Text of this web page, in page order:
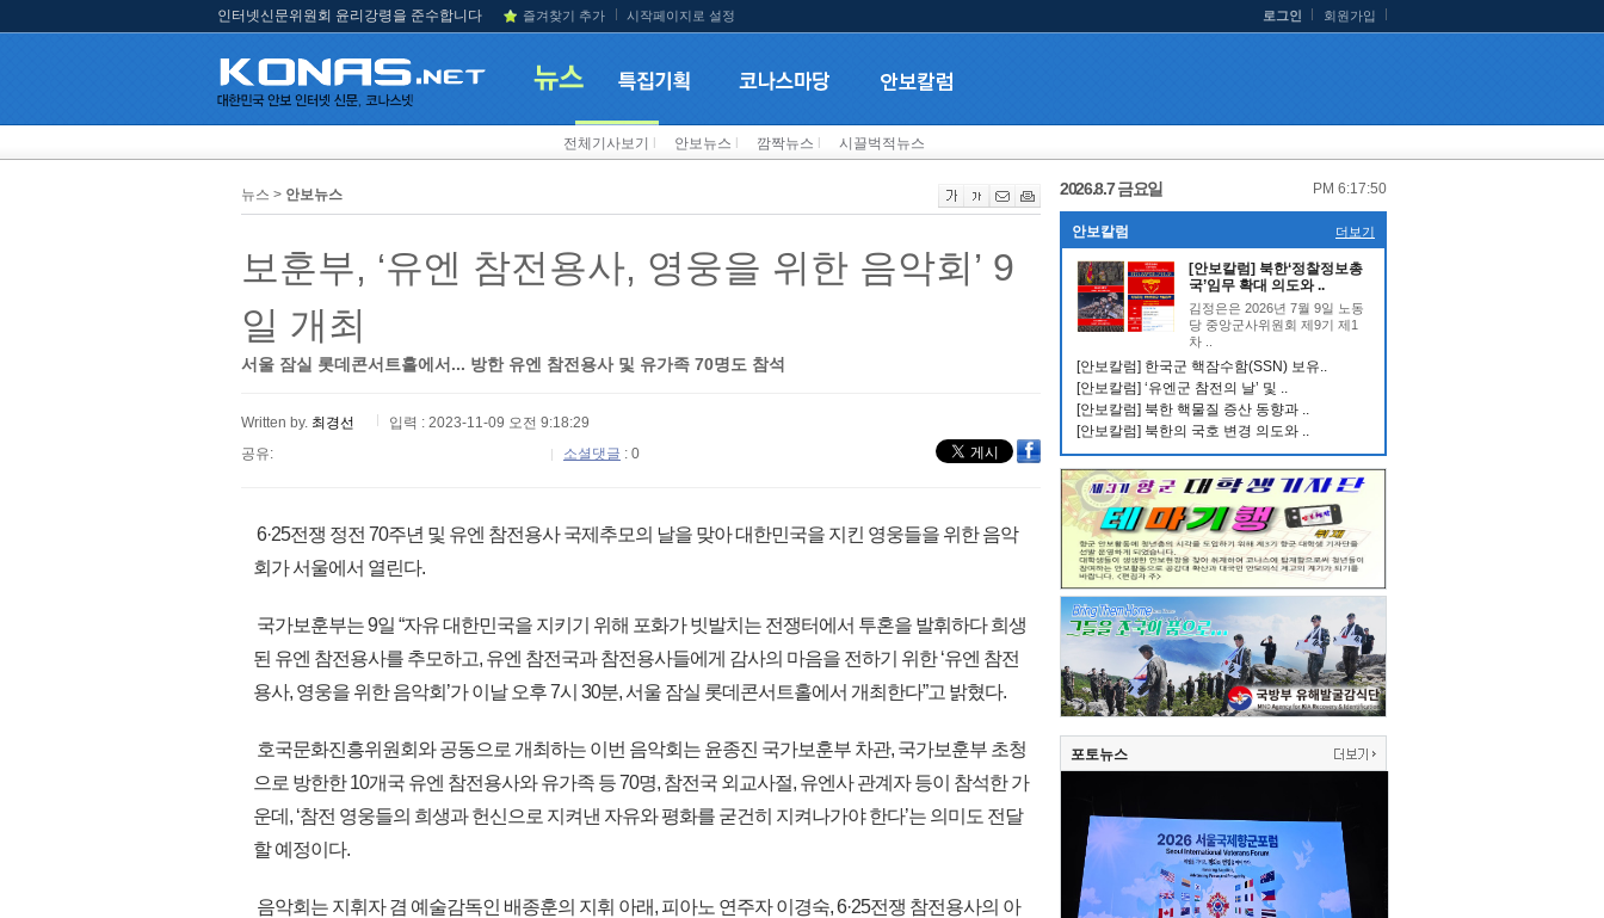
인터넷신문위원회 윤리강령을 준수합니다 즐겨찾기 추가 시작페이지로 설정 로그인 회원가입
전체기사보기 안보뉴스 깜짝뉴스 시끌벅적뉴스
뉴스 > 안보뉴스
보훈부, ‘유엔 참전용사, 영웅을 위한 음악회’ 9
일 개최
서울 잠실 롯데콘서트홀에서... 방한 유엔 참전용사 및 유가족 70명도 참석
Written by. 최경선
입력 : 2023-11-09 오전 9:18:29
공유:
소셜댓글 : 0
6·25전쟁 정전 70주년 및 유엔 참전용사 국제추모의 날을 맞아 대한민국을 지킨 영웅들을 위한 음악
회가 서울에서 열린다.
국가보훈부는 9일 “자유 대한민국을 지키기 위해 포화가 빗발치는 전쟁터에서 투혼을 발휘하다 희생
된 유엔 참전용사를 추모하고, 유엔 참전국과 참전용사들에게 감사의 마음을 전하기 위한 ‘유엔 참전
용사, 영웅을 위한 음악회’가 이날 오후 7시 30분, 서울 잠실 롯데콘서트홀에서 개최한다”고 밝혔다.
호국문화진흥위원회와 공동으로 개최하는 이번 음악회는 윤종진 국가보훈부 차관, 국가보훈부 초청
으로 방한한 10개국 유엔 참전용사와 유가족 등 70명, 참전국 외교사절, 유엔사 관계자 등이 참석한 가
운데, ‘참전 영웅들의 희생과 헌신으로 지켜낸 자유와 평화를 굳건히 지켜나가야 한다’는 의미도 전달
할 예정이다.
음악회는 지휘자 겸 예술감독인 배종훈의 지휘 아래, 피아노 연주자 이경숙, 6·25전쟁 참전용사의 아
2026.8.7 금요일 PM 6:17:50
안보칼럼 더보기
[안보칼럼] 북한‘정찰정보총
국’임무 확대 의도와 ..
김정은은 2026년 7월 9일 노동
당 중앙군사위원회 제9기 제1
차 ..
[안보칼럼] 한국군 핵잠수함(SSN) 보유..
[안보칼럼] ‘유엔군 참전의 날’ 및 ..
[안보칼럼] 북한 핵물질 증산 동향과 ..
[안보칼럼] 북한의 국호 변경 의도와 ..
포토뉴스